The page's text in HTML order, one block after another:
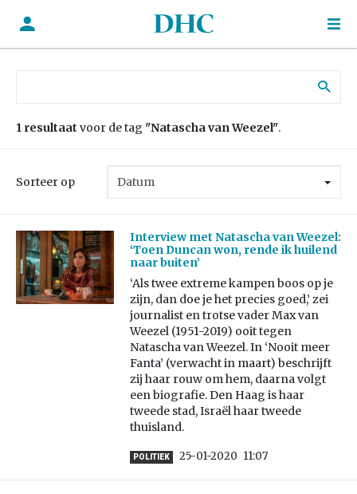
1 resultaat voor de tag "Natascha van Weezel".
Sorteer op
Interview met Natascha van Weezel:
‘Toen Duncan won, rende ik huilend
naar buiten’
‘Als twee extreme kampen boos op je
zijn, dan doe je het precies goed,’ zei
journalist en trotse vader Max van
Weezel (1951-2019) ooit tegen
Natascha van Weezel. In ‘Nooit meer
Fanta’ (verwacht in maart) beschrijft
zij haar rouw om hem, daarna volgt
een biografie. Den Haag is haar
tweede stad, Israël haar tweede
thuisland.
POLITIEK 25-01-2020 11:07